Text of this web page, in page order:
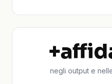
negli output e